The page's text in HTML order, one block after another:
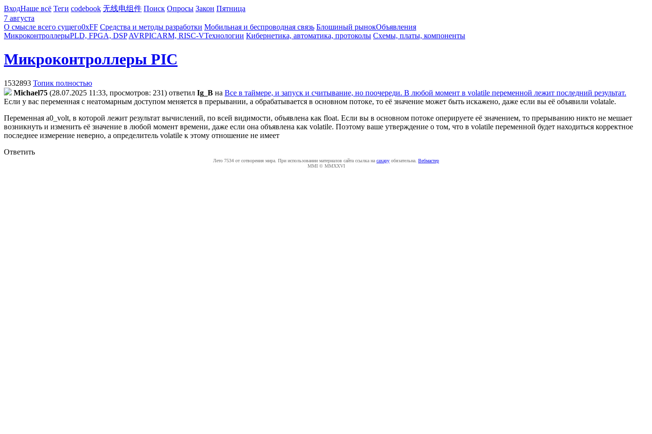
ВходНаше всё Теги codebook 无线电组件 Поиск Опросы Закон Пятница
7 августа
О смысле всего сущего0xFF Средства и методы разработки Мобильная и беспроводная связь Блошиный рынокОбъявления
МикроконтроллерыPLD, FPGA, DSP AVRPICARM, RISC-VТехнологии Кибернетика, автоматика, протоколы Схемы, платы, компоненты
Микроконтроллеры PIC
1532893 Топик полностью
Michael75 (28.07.2025 11:33, просмотров: 231) ответил Ig_B на Все в таймере, и запуск и считывание, но поочереди. В любой момент в volatile переменной лежит последний результат.
Если у вас переменная с неатомарным доступом меняется в прерывании, а обрабатывается в основном потоке, то её значение может быть искажено, даже если вы её объявили volatale.
Переменная a0_volt, в которой лежит результат вычислений, по всей видимости, объявлена как float. Если вы в основном потоке оперируете её значением, то прерыванию никто не мешает
возникнуть и изменить её значение в любой момент времени, даже если она объявлена как volatile. Поэтому ваше утверждение о том, что в volatile переменной будет находиться корректное
последнее измерение неверно, а определитель volatile к этому отношение не имеет
Ответить
Лето 7534 от сотворения мира. При использовании материалов сайта ссылка на caxapу обязательна. Вебмастер
MMI © MMXXVI